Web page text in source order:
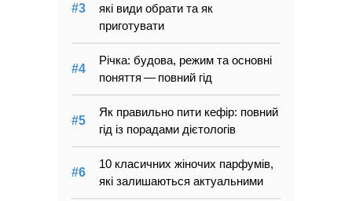
які види обрати та як
приготувати
Річка: будова, режим та основні
поняття — повний гід
Як правильно пити кефір: повний
гід із порадами дієтологів
10 класичних жіночих парфумів,
які залишаються актуальними